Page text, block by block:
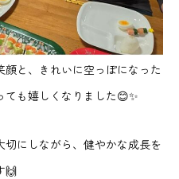
と、きれいに空っぽになった
も嬉しくなりました😊✨
切にしながら、健やかな成長を
🙌